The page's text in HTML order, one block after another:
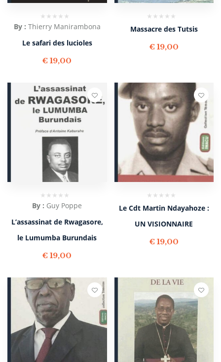
By : Thierry Manirambona
Le safari des lucioles
€ 19,00
Massacre des Tutsis
€ 19,00
By : Guy Poppe
L’assassinat de Rwagasore,
le Lumumba Burundais
€ 19,00
Le Cdt Martin Ndayahoze :
UN VISIONNAIRE
€ 19,00